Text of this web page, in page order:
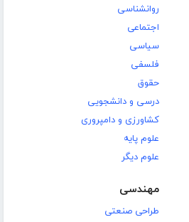
روانشناسی
اجتماعی
سیاسی
فلسفی
حقوق
درسی و دانشجویی
کشاورزی و دامپروری
علوم پایه
علوم دیگر
مهندسی
طراحی صنعتی